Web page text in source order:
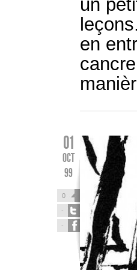
un
en
01
OCT
99
0
-
-